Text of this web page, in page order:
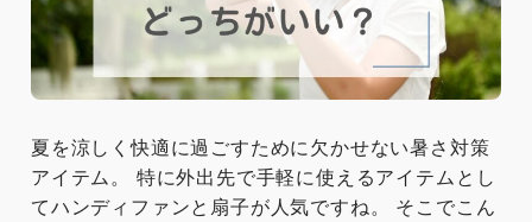
夏を涼しく快適に過ごすために欠かせない暑さ対策
アイテム。 特に外出先で手軽に使えるアイテムとし
てハンディファンと扇子が人気ですね。 そこでこん